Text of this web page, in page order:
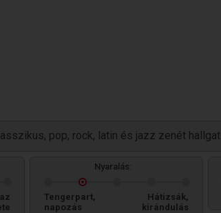
pop, rock, latin és jazz zenét hallgat
Nyaralás:
Tengerpart,
napozás
Hátizsák,
kirándulás